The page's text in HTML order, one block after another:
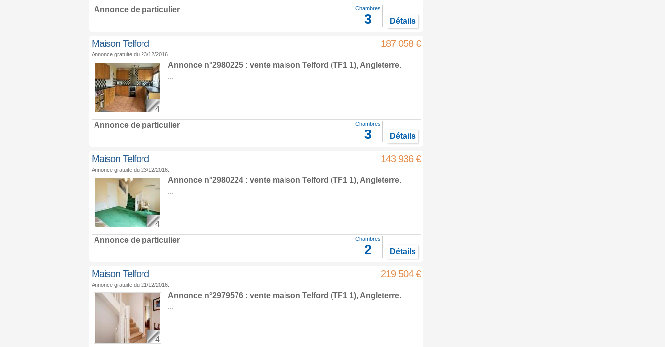
Annonce de particulier Chambres
3 Détails
Maison Telford 187 058 €
Annonce gratuite du 23/12/2016.
4
Annonce n°2980225 : vente maison Telford (TF1 1), Angleterre.
...
Annonce de particulier Chambres
3 Détails
Maison Telford 143 936 €
Annonce gratuite du 23/12/2016.
4
Annonce n°2980224 : vente maison Telford (TF1 1), Angleterre.
...
Annonce de particulier Chambres
2 Détails
Maison Telford 219 504 €
Annonce gratuite du 21/12/2016.
4
Annonce n°2979576 : vente maison Telford (TF1 1), Angleterre.
...